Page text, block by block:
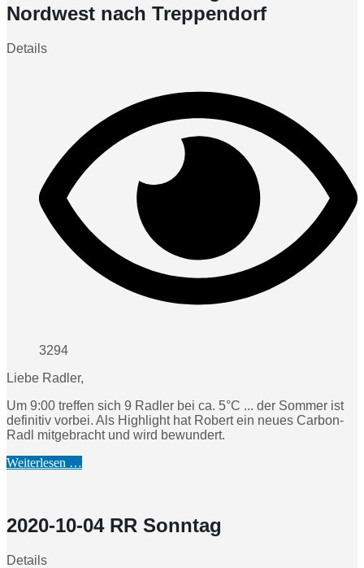
Nordwest nach Treppendorf
Details
3294
Liebe Radler,
Um 9:00 treffen sich 9 Radler bei ca. 5°C ... der Sommer ist
definitiv vorbei. Als Highlight hat Robert ein neues Carbon-
Radl mitgebracht und wird bewundert.
Weiterlesen …
2020-10-04 RR Sonntag
Details